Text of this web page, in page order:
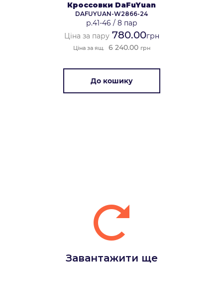
Кроссовки DaFuYuan
DAFUYUAN-W2866-24
р.41-46 / 8 пар
Ціна за пару780.00грн
Ціна за ящ. 6 240.00 грн
До кошику
Завантажити ще